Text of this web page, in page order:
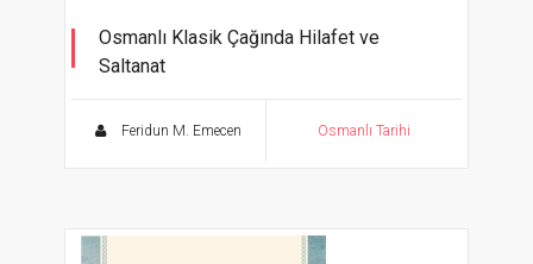
Osmanlı Klasik Çağında Hilafet ve
Saltanat
Feridun M. Emecen Osmanlı Tarihi